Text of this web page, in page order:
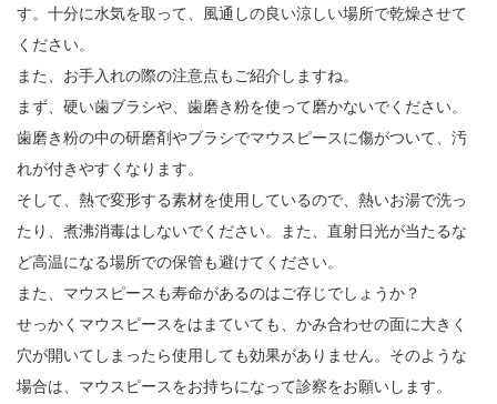
す。十分に水気を取って、風通しの良い涼しい場所で乾燥させて
ください。
また、お手入れの際の注意点もご紹介しますね。
まず、硬い歯ブラシや、歯磨き粉を使って磨かないでください。
歯磨き粉の中の研磨剤やブラシでマウスピースに傷がついて、汚
れが付きやすくなります。
そして、熱で変形する素材を使用しているので、熱いお湯で洗っ
たり、煮沸消毒はしないでください。また、直射日光が当たるな
ど高温になる場所での保管も避けてください。
また、マウスピースも寿命があるのはご存じでしょうか？
せっかくマウスピースをはまていても、かみ合わせの面に大きく
穴が開いてしまったら使用しても効果がありません。そのような
場合は、マウスピースをお持ちになって診察をお願いします。